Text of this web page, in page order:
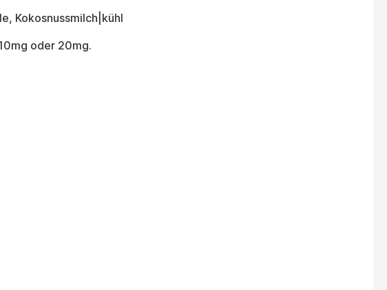
Kokosnussmilch|kühl
oder 20mg.